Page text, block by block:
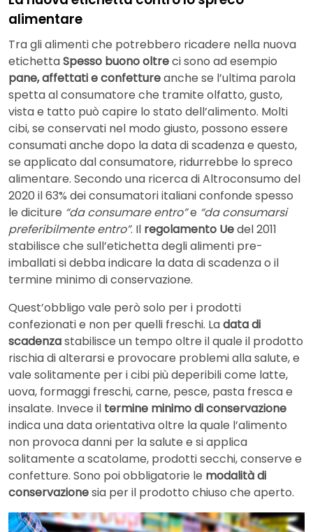
alimentare
Tra gli alimenti che potrebbero ricadere nella nuova
etichettaSpesso buono oltreci sono ad esempio
pane, affettati e confettureanche se l’ultima parola
spetta al consumatore che tramite olfatto, gusto,
vista e tatto può capire lo stato dell’alimento. Molti
cibi, se conservati nel modo giusto, possono essere
consumati anche dopo la data di scadenza e questo,
se applicato dal consumatore, ridurrebbe lo spreco
alimentare. Secondo una ricerca di Altroconsumo del
2020 il 63% dei consumatori italiani confonde spesso
le diciture “da consumare entro”e “da consumarsi
preferibilmente entro”. Il regolamento Uedel 2011
stabilisce che sull’etichetta degli alimenti pre-
imballati si debba indicare la data di scadenza o il
termine minimo di conservazione.
Quest’obbligo vale però solo per i prodotti
confezionati e non per quelli freschi. Ladata di
scadenzastabilisce un tempo oltre il quale il prodotto
rischia di alterarsi e provocare problemi alla salute, e
vale solitamente per i cibi più deperibili come latte,
uova, formaggi freschi, carne, pesce, pasta fresca e
insalate. Invece il termine minimo di conservazione
indica una data orientativa oltre la quale l’alimento
non provoca danni per la salute e si applica
solitamente a scatolame, prodotti secchi, conserve e
confetture. Sono poi obbligatorie le modalità di
conservazionesia per il prodotto chiuso che aperto.